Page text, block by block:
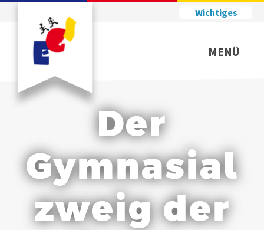
Wichtiges
MENÜ
Der
Gymnasial
zweig der